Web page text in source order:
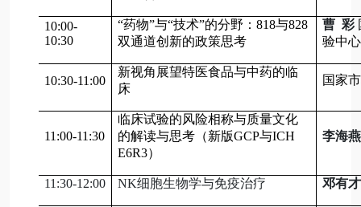
10:00-
10:30
“药物”与“技术”的分野：818与828
双通道创新的政策思考
曹 彩
验中
10:30-11:00
新视角展望特医食品与中药的临
床
国家
11:00-11:30
临床试验的风险相称与质量文化
的解读与思考（新版GCP与ICH
E6R3）
李海燕
11:30-12:00 NK细胞生物学与免疫治疗 邓有